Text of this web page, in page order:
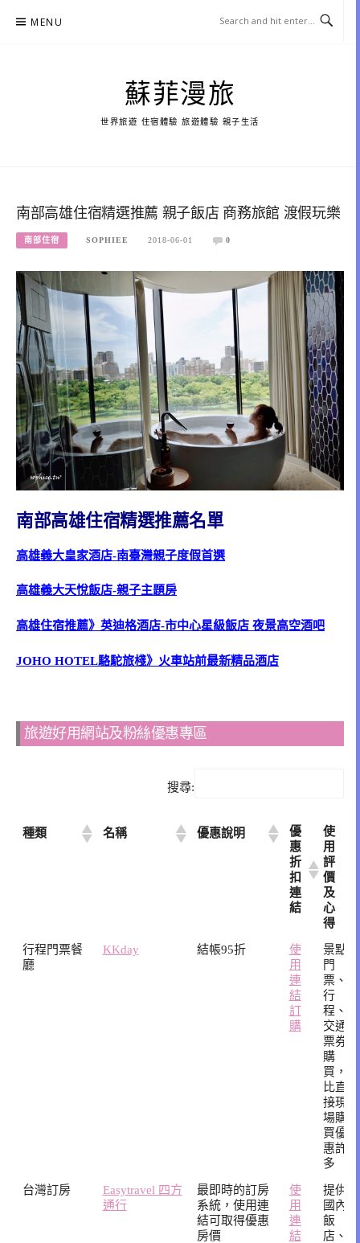
MENU
蘇菲漫旅
世界旅遊 住宿體驗 旅遊體驗 親子生活
南部高雄住宿精選推薦 親子飯店 商務旅館 渡假玩樂
南部住宿 SOPHIEE 2018-06-01 0
南部高雄住宿精選推薦名單
高雄義大皇家酒店-南臺灣親子度假首選
高雄義大天悅飯店-親子主題房
高雄住宿推薦》英迪格酒店-市中心星級飯店 夜景高空酒吧
JOHO HOTEL駱駝旅棧》火車站前最新精品酒店
旅遊好用網站及粉絲優惠專區
搜尋:
種類 名稱 優惠說明
優
惠
折
扣
連
結
使
用
評
價
及
心
得
種類
名稱 優惠說明
優
惠
折
扣
連
結
使
用
評
價
及
心
得
行程門票餐
廳
KKday 結帳95折
使
用
連
結
訂
購
景點
門
票、
行
程、
交通
票券
購
買，
比直
接現
場購
買優
惠許
多
台灣訂房
Easytravel 四方
通行
最即時的訂房
系統，使用連
結可取得優惠
房價
使
用
連
結
提供
國內
飯
店、